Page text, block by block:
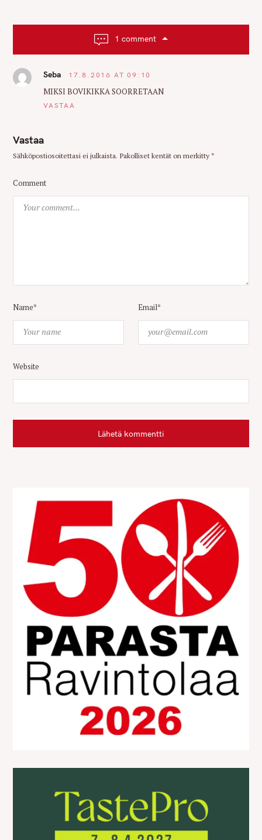
i
i
1 comment
Seba 17.8.2016 AT 09:10
MIKSI BOVIKIKKA SOORRETAAN
VASTAA
Vastaa
Sähköpostiosoitettasi ei julkaista. Pakolliset kentät on merkitty*
Comment
Name* Email*
Website
Lähetä kommentti